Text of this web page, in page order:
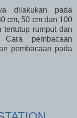
dilakukan pada
cm, 50 cm dan 100
tertutup rumput dan
pembacaan
pembacaan pada